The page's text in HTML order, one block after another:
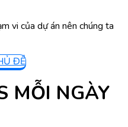
vi của dự án nên chúng ta
ĐỀ
MỖI NGÀY